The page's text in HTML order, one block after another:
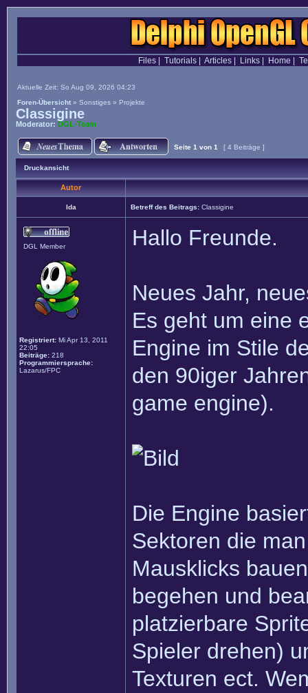
Files| Tutorials| Articles| Links| Home
Aktuelle Zeit: So Aug 09, 2026 04:23
Foren-Übersicht » Sonstiges » Projekte
Classigine
Moderator: DGL-Team
Seite 1 von 1 [ 4 Beiträge ]
Druckansicht
Autor
Ida Betreff des Beitrags: Classigine
DGL Member
Registriert: Mi Apr 13, 2011
22:05
Beiträge: 218
Programmiersprache:
Lazarus/FPC
Hallo Freunde.
Neues Jahr,
Es geht um eine
Engine im Stile
den 90iger
game engine).
Die Engine
Sektoren die
Mausklicks
begehen und
platzierbare
Spieler drehen)
Texturen ect.